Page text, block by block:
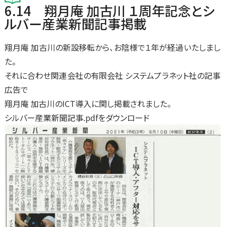
6.14 翔月庵 加古川 １周年記念とシ
ルバー産業新聞記事掲載
翔月庵 加古川の新設移転から、お陰様で１年が経過いたしまし
た。
それに合わせ関連会社の有限会社 システムプラネット社の記事
広告で
翔月庵 加古川のICT導入に関し掲載されました。
シルバー産業新聞記事.pdfをダウンロード